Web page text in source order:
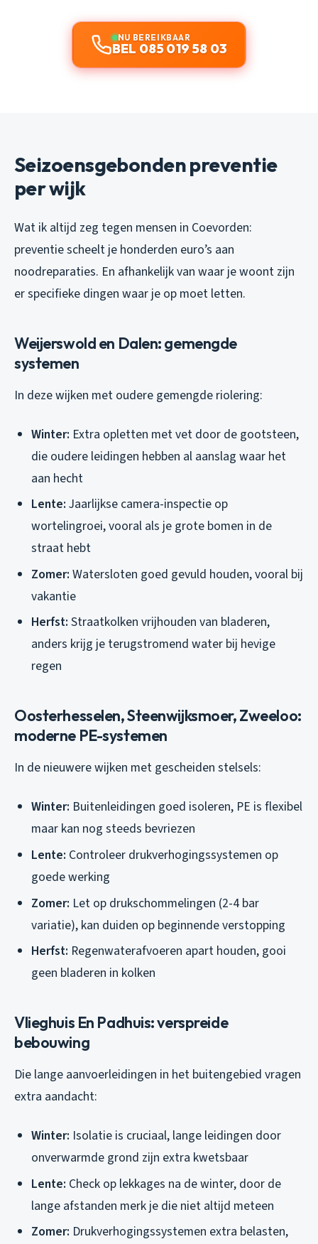
NU BEREIKBAAR
BEL 085 019 58 03
Seizoensgebonden preventie
per wijk
Wat ik altijd zeg tegen mensen in Coevorden:
preventie scheelt je honderden euro’s aan
noodreparaties. En afhankelijk van waar je woont zijn
er specifieke dingen waar je op moet letten.
Weijerswold en Dalen: gemengde
systemen
In deze wijken met oudere gemengde riolering:
Winter: Extra opletten met vet door de gootsteen,
die oudere leidingen hebben al aanslag waar het
aan hecht
Lente: Jaarlijkse camera-inspectie op
wortelingroei, vooral als je grote bomen in de
straat hebt
Zomer: Watersloten goed gevuld houden, vooral bij
vakantie
Herfst: Straatkolken vrijhouden van bladeren,
anders krijg je terugstromend water bij hevige
regen
Oosterhesselen, Steenwijksmoer, Zweeloo:
moderne PE-systemen
In de nieuwere wijken met gescheiden stelsels:
Winter: Buitenleidingen goed isoleren, PE is flexibel
maar kan nog steeds bevriezen
Lente: Controleer drukverhogingssystemen op
goede werking
Zomer: Let op drukschommelingen (2-4 bar
variatie), kan duiden op beginnende verstopping
Herfst: Regenwaterafvoeren apart houden, gooi
geen bladeren in kolken
Vlieghuis En Padhuis: verspreide
bebouwing
Die lange aanvoerleidingen in het buitengebied vragen
extra aandacht:
Winter: Isolatie is cruciaal, lange leidingen door
onverwarmde grond zijn extra kwetsbaar
Lente: Check op lekkages na de winter, door de
lange afstanden merk je die niet altijd meteen
Zomer: Drukverhogingssystemen extra belasten,